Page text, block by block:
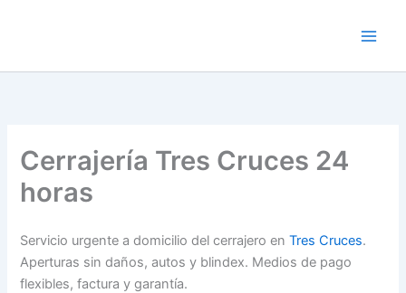
Cerrajería Tres Cruces 24
horas
Servicio urgente a domicilio del cerrajero enTres Cruces.
Aperturas sin daños, autos y blindex. Medios de pago
flexibles, factura y garantía.